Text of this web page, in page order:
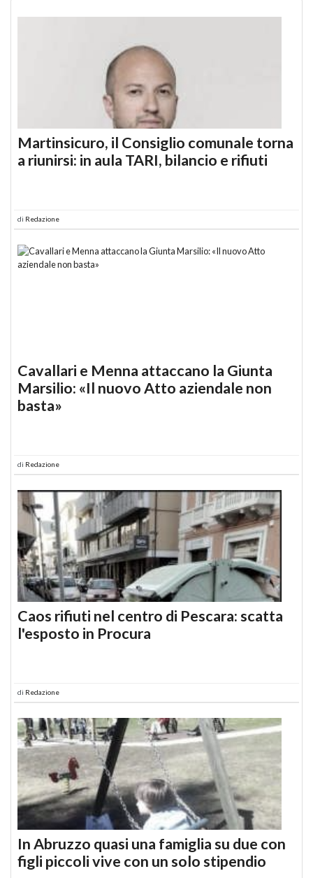
Martinsicuro, il Consiglio comunale torna
a riunirsi: in aula TARI, bilancio e rifiuti
di Redazione
Cavallari e Menna attaccano la Giunta
Marsilio: «Il nuovo Atto aziendale non
basta»
di Redazione
Caos rifiuti nel centro di Pescara: scatta
l'esposto in Procura
di Redazione
In Abruzzo quasi una famiglia su due con
figli piccoli vive con un solo stipendio